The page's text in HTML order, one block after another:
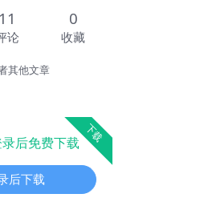
11
论
0
收藏
其他文章
下载
后免费下载
后下载